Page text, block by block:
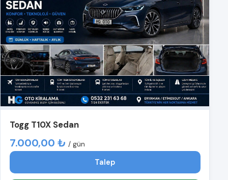
Togg T10X Sedan
7.000,00 ₺ / gün
Talep